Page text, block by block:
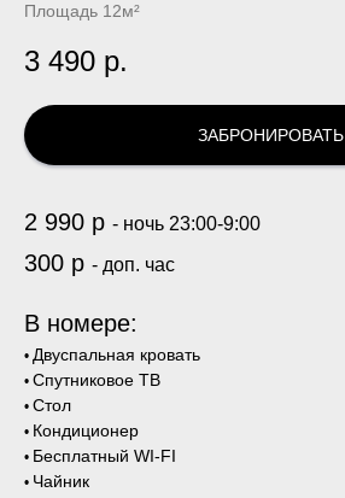
Площадь 12м²
3 490 р.
ЗАБРОНИРОВАТЬ
2 990 р - ночь 23:00-9:00
300 р - доп. час
В номере:
• Двуспальная кровать
• Спутниковое ТВ
• Стол
• Кондиционер
• Бесплатный WI-FI
• Чайник